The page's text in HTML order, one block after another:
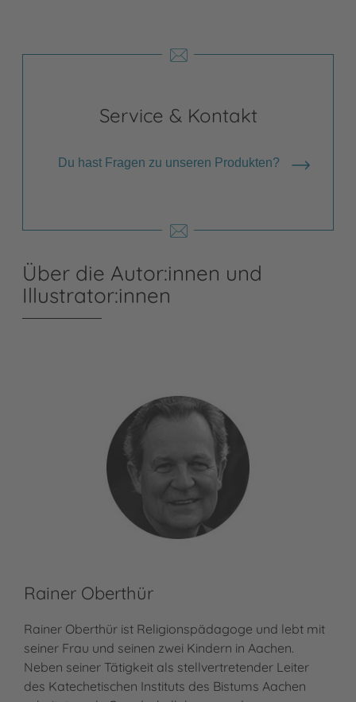
Service & Kontakt
Du hast Fragen zu unseren Produkten?
Über die Autor:innen und
Illustrator:innen
Rainer Oberthür
Rainer Oberthür ist Religionspädagoge und lebt mit
seiner Frau und seinen zwei Kindern in Aachen.
Neben seiner Tätigkeit als stellvertretender Leiter
des Katechetischen Instituts des Bistums Aachen